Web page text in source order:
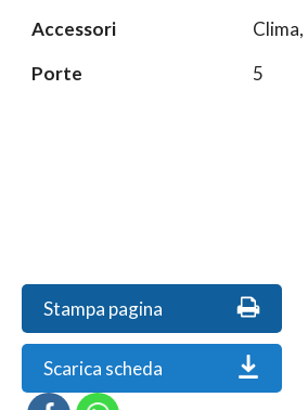
Accessori
Clima,
Porte
5
Stampa pagina
Scarica scheda